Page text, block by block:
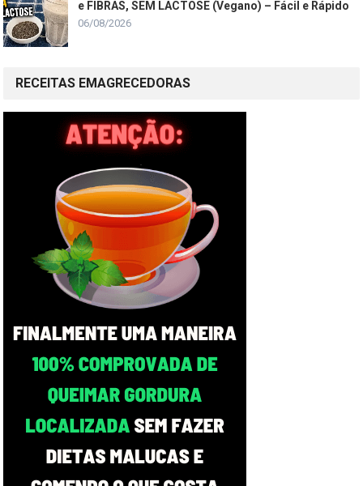
e FIBRAS, SEM LACTOSE (Vegano) – Fácil e Rápido
06/08/2026
RECEITAS EMAGRECEDORAS